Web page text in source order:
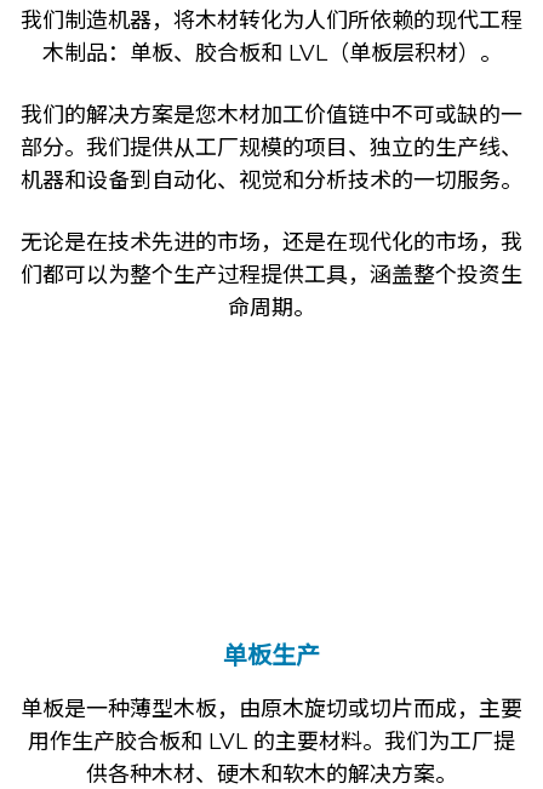
我们制造机器，将木材转化为人们所依赖的现代工程
木制品：单板、胶合板和 LVL（单板层积材）。
我们的解决方案是您木材加工价值链中不可或缺的一
部分。我们提供从工厂规模的项目、独立的生产线、
机器和设备到自动化、视觉和分析技术的一切服务。
无论是在技术先进的市场，还是在现代化的市场，我
们都可以为整个生产过程提供工具，涵盖整个投资生
命周期。
单板生产
单板是一种薄型木板，由原木旋切或切片而成，主要
用作生产胶合板和 LVL 的主要材料。我们为工厂提
供各种木材、硬木和软木的解决方案。